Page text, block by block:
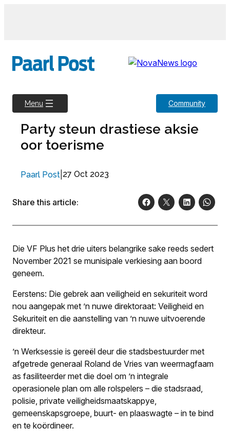
Menu Community
Party steun drastiese aksie
oor toerisme
Paarl Post 27 Oct 2023
Share this article:
Die VF Plus het drie uiters belangrike sake reeds sedert
November 2021 se munisipale verkiesing aan boord
geneem.
Eerstens: Die gebrek aan veiligheid en sekuriteit word
nou aangepak met ’n nuwe direktoraat: Veiligheid en
Sekuriteit en die aanstelling van ’n nuwe uitvoerende
direkteur.
’n Werksessie is gereël deur die stadsbestuurder met
afgetrede generaal Roland de Vries van weermagfaam
as fasiliteerder met die doel om ’n integrale
operasionele plan om alle rolspelers – die stadsraad,
polisie, private veiligheids­maat­skappye,
gemeenskapsgroepe, buurt- en plaaswagte – in te bind
en te koördineer.